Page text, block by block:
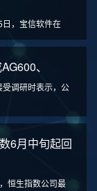
，宝信软件在
、
调研时表示，公
6月中旬起回
恒生指数公司最